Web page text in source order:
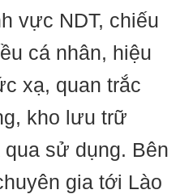
vực NDT, chiếu
cá nhân, hiệu
xạ, quan trắc
kho lưu trữ
sử dụng. Bên
gia tới Lào